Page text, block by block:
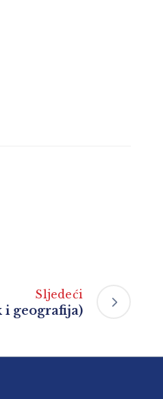
Sljedeći
i geografija)